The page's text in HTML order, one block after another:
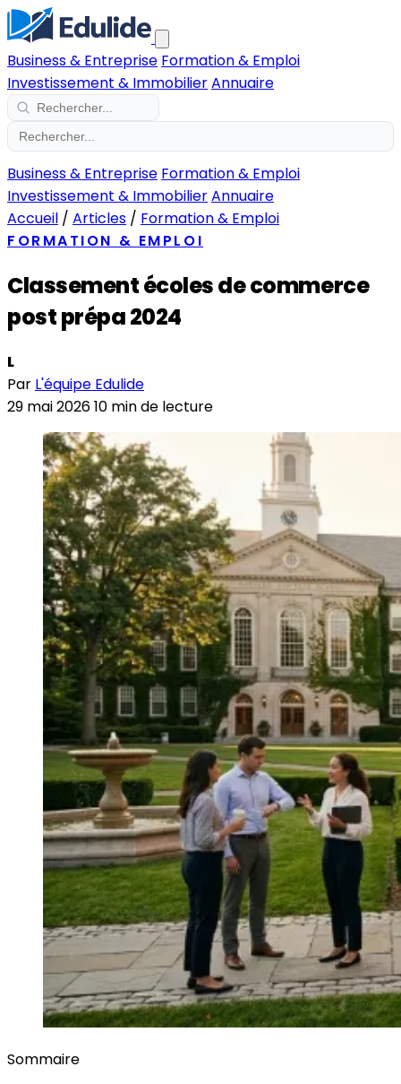
Business & Entreprise Formation & Emploi
Investissement & ImmobilierAnnuaire
Business & Entreprise Formation & Emploi
Investissement & ImmobilierAnnuaire
Accueil / Articles / Formation & Emploi
FORMATION & EMPLOI
Classement écoles de commerce
post prépa 2024
L
Par L'équipe Edulide
29 mai 202610 min de lecture
Sommaire